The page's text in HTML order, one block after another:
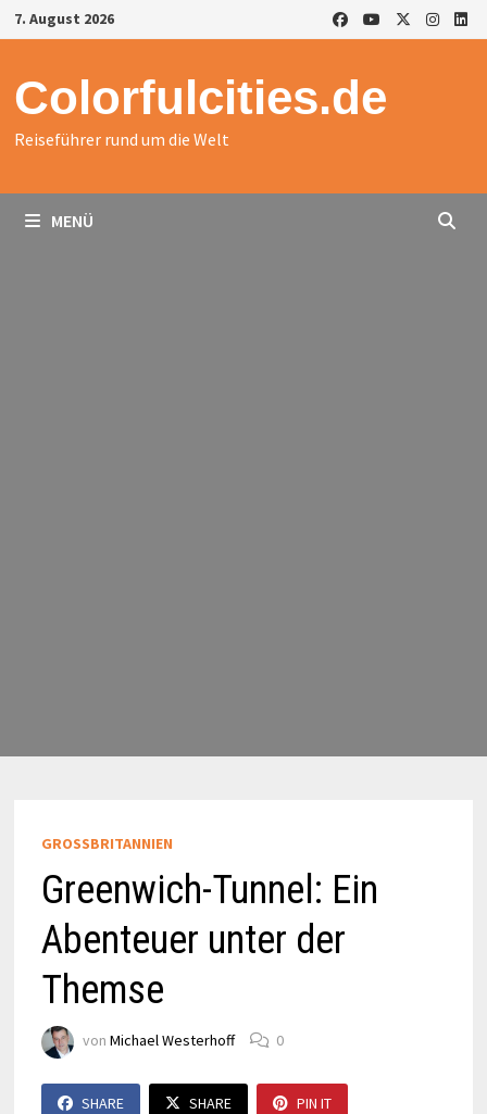
Zurück
zum
7. August 2026
Colorfulcities.de
Reiseführer rund um die Welt
MENÜ
GROSSBRITANNIEN
Greenwich-Tunnel: Ein
Abenteuer unter der
Themse
von Michael Westerhoff 0
SHARE SHARE PIN IT